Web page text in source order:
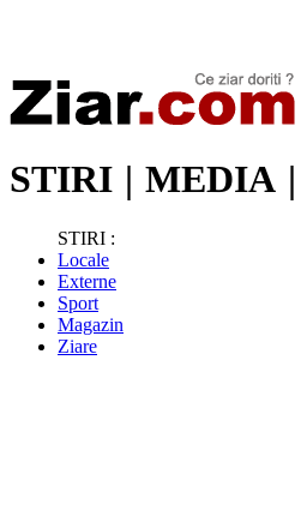
STIRI | MEDIA |
STIRI :
Locale
Externe
Sport
Magazin
Ziare